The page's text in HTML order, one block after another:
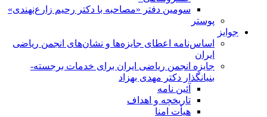
سومین دفتر «مصاحبه با دکتر رحیم زارع‌نهندی»
پوستر
جوایز
اساس‌نامه اعطای جایزه‌ها و نشان‌های انجمن ریاضی
ایران
جایزه انجمن ریاضی ایران برای خدمات برجسته-
بنیانگذار دکتر مهدی بهزاد
آئین نامه
تاریخچه و اهداف
هیأت امنا